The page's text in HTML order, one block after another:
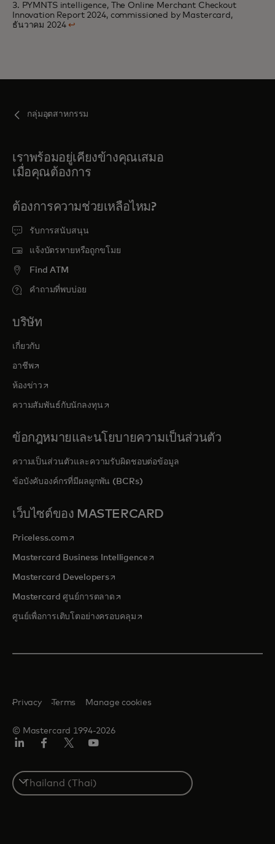
3. PYMNTS intelligence, The Online Merchant Checkout
Innovation Report 2024, commissioned by Mastercard,
ธันวาคม 2024↩
กลุ่มอุตสาหกรรม
เราพร้อมอยู่เคียงข้างคุณเสมอ
เมื่อคุณต้องการ
ต้องการความช่วยเหลือไหม?
รับการสนับสนุน
แจ้งบัตรหายหรือถูกขโมย
Find ATM
คำถามที่พบบ่อย
บริษัท
เกี่ยวกับ
อาชีพopens in a new tab
ห้องข่าว opens in a new tab
ความสัมพันธ์กับนักลงทุน opens in a new tab
ข้อกฎหมายและนโยบายความเป็นส่วนตัว
ความเป็นส่วนตัวและความรับผิดชอบต่อข้อมูล
ข้อบังคับองค์กรที่มีผลผูกพัน (BCRs)
เว็บไซต์ของ MASTERCARD
Priceless.com opens in a new tab
Mastercard Business Intelligenceopens in a new tab
Mastercard Developersopens in a new tab
Mastercard ศูนย์การตลาด opens in a new tab
ศูนย์เพื่อการเติบโตอย่างครอบคลุมopens in a new tab
© Mastercard 1994-2026
Privacy Terms Manage cookies
Select
a
country
เตอร์/
เอ็กซ์